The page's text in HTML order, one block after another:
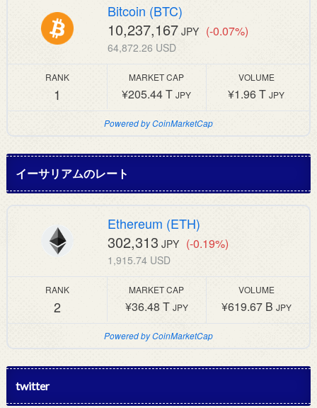
Bitcoin (BTC)
10,237,167 JPY (-0.07%)
64,872.26 USD
RANK
1
MARKET CAP
¥205.44 TJPY
VOLUME
¥1.96 TJPY
Powered by CoinMarketCap
イーサリアムのレート
Ethereum (ETH)
302,313 JPY (-0.19%)
1,915.74 USD
RANK
2
MARKET CAP
¥36.48 T JPY
VOLUME
¥619.67 B JPY
Powered by CoinMarketCap
twitter